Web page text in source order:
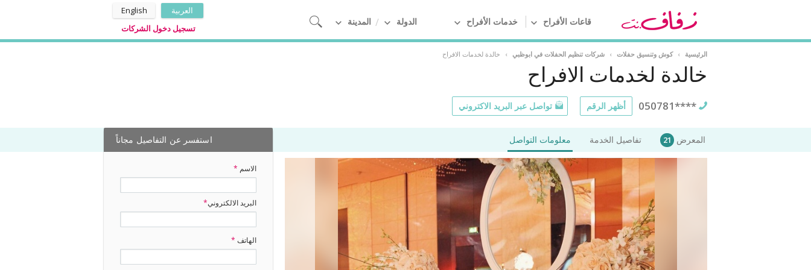
قاعات الأفراح خدمات الأفراح الدولة المدينة
العربية
English
تسجيل دخول الشركات
الرئيسية › كوش وتنسيق حفلات › شركات تنظيم الحفلات في ابوظبي › خالدة لخدمات الافراح
خالدة لخدمات الافراح
050781**** أظهر الرقم تواصل عبر البريد الاكتروني
المعرض 21 تفاصيل الخدمة معلومات التواصل استفسر عن التفاصيل مجاناً
الاسم *
البريد الالكتروني*
الهاتف *